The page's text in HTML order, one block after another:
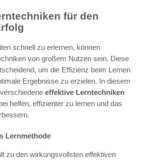
für den
schnell zu erlernen, können
von großem Nutzen sein. Diese
um die Effizienz beim Lernen
Ergebnisse zu erzielen. In diesem
effektive Lerntechniken
helfen, effizienter zu lernen und das
Lernmethode
zu den wirkungsvollsten effektiven